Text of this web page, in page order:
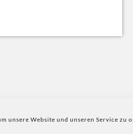
unsere Website und unseren Service zu